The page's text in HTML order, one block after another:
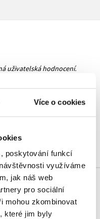
Více o cookies
poskytování funkcí
využíváme
jak náš web
pro sociální
mohou zkombinovat
které jim byly
uživatelská hodnocení.
registrovaní uživatelé
ZAJÍMAT